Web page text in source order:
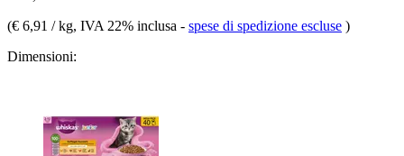
(€ 6,91 / kg, IVA 22% inclusa - spese di spedizione escluse )
Dimensioni: